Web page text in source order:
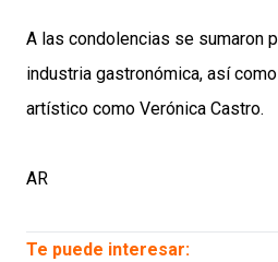
A las condolencias se sumaron
industria gastronómica, así
artístico como Verónica Castro.
AR
Te puede interesar: